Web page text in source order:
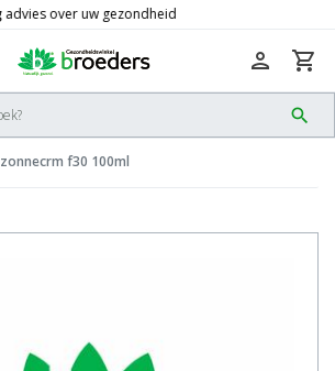
check Gratisverzending vanaf 50,-
search
person shopping_cart
zonnecrm f30 100ml